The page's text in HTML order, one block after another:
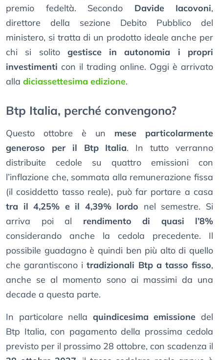
premio fedeltà. Secondo Davide Iacovoni,
direttore della sezione Debito Pubblico del
ministero, si tratta di un prodotto ideale anche per
chi si solito gestisce in autonomia i propri
investimenti con il trading online. Oggi è arrivato
alla diciassettesima edizione.
Btp Italia, perché convengono?
Questo ottobre è un mese particolarmente
generoso per il Btp Italia. In tutto verranno
distribuite cedole su quattro emissioni con
l’inflazione che, sommata alla remunerazione fissa
(il cosiddetto tasso reale), può far portare a casa
tra il 4,25% e il 4,39% lordo nel semestre. Si
arriva poi al rendimento di quasi l’8%
considerando anche la cedola precedente. Il
possibile guadagno è quindi ben più alto di quello
che garantiscono itradizionali Btp a tasso fisso,
anche se al momento sono ai massimi da una
decade a questa parte.
In particolare nella quindicesima emissione del
Btp Italia, con pagamento della prossima cedola
previsto per il prossimo 28 ottobre, con scadenza il